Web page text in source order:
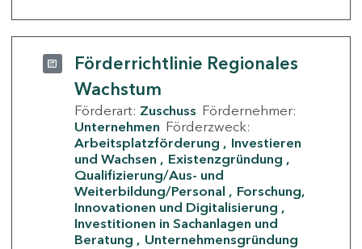
Förderrichtlinie Regionales
Wachstum
Förderart: Zuschuss Fördernehmer:
Unternehmen Förderzweck:
Arbeitsplatzförderung
Investieren
und Wachsen
Existenzgründung
Qualifizierung/Aus- und
Weiterbildung/Personal
Forschung,
Innovationen und Digitalisierung
Investitionen in Sachanlagen und
Beratung
Unternehmensgründung